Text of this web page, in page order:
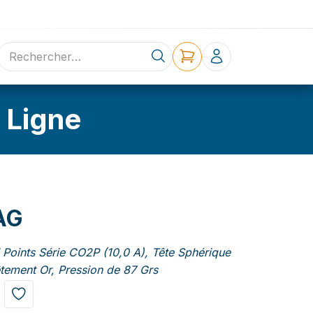
Contact
Série CO2P (10,0 A), Tête Sphérique
Or, Pression de 87 Grs